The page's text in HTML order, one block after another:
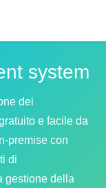
system
dei
e facile da
premise con
di
gestione della